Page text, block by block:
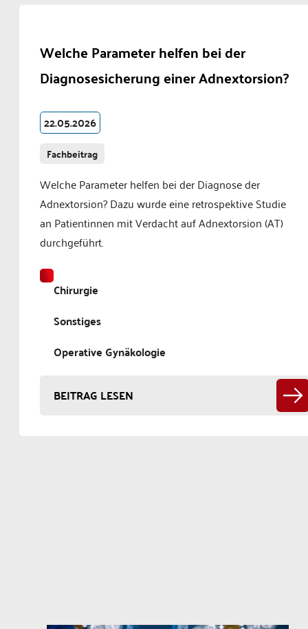
Welche Parameter helfen bei der
Diagnosesicherung einer Adnextorsion?
22.05.2026
Fachbeitrag
Welche Parameter helfen bei der Diagnose der
Adnextorsion? Dazu wurde eine retrospektive Studie
an Patientinnen mit Verdacht auf Adnextorsion (AT)
durchgeführt.
Chirurgie
Sonstiges
Operative Gynäkologie
BEITRAG LESEN